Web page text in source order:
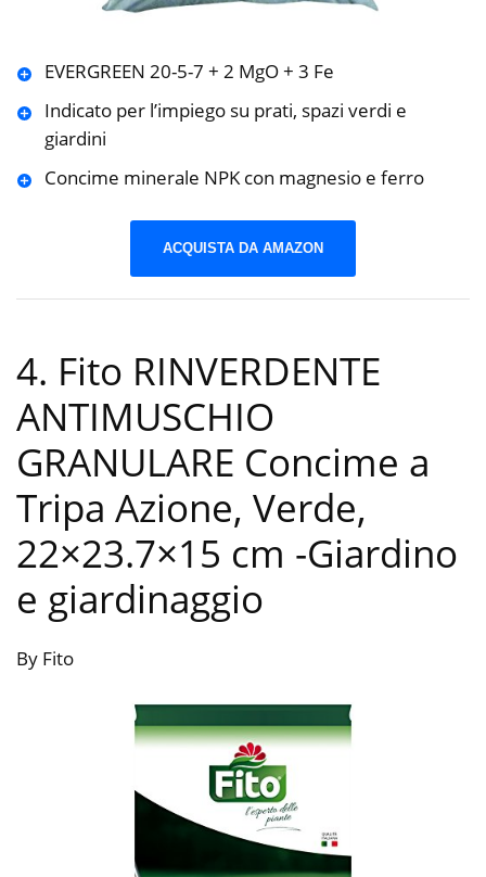
EVERGREEN 20-5-7 + 2 MgO + 3 Fe
Indicato per l’impiego su prati, spazi verdi e
giardini
Concime minerale NPK con magnesio e ferro
ACQUISTA DA AMAZON
4. Fito RINVERDENTE
ANTIMUSCHIO
GRANULARE Concime a
Tripa Azione, Verde,
22×23.7×15 cm -Giardino
e giardinaggio
By Fito